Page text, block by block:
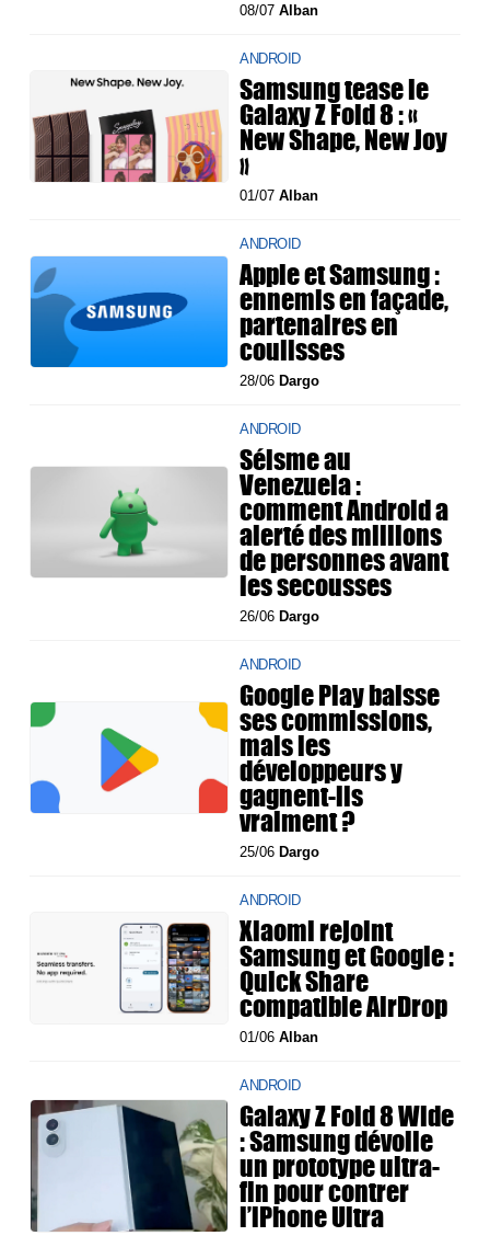
08/07Alban
ANDROID
Samsung tease le
Galaxy Z Fold 8 : «
New Shape, New Joy
»
01/07Alban
ANDROID
Apple et Samsung :
ennemis en façade,
partenaires en
coulisses
28/06Dargo
ANDROID
Séisme au
Venezuela :
comment Android a
alerté des millions
de personnes avant
les secousses
26/06Dargo
ANDROID
Google Play baisse
ses commissions,
mais les
développeurs y
gagnent-ils
vraiment ?
25/06Dargo
ANDROID
Xiaomi rejoint
Samsung et Google :
Quick Share
compatible AirDrop
01/06Alban
ANDROID
Galaxy Z Fold 8 Wide
: Samsung dévoile
un prototype ultra-
fin pour contrer
l’iPhone Ultra